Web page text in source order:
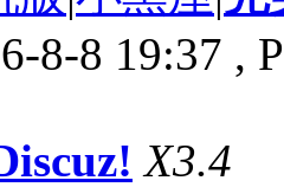
8-8 19:37 ,
X3.4